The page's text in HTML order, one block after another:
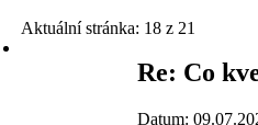
Aktuální stránka: 18 z 21
Re: Co
Datum: